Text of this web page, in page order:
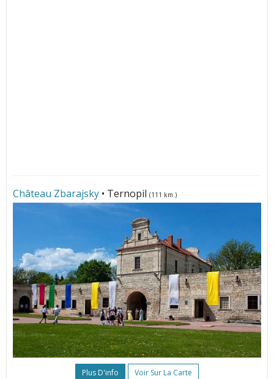
Château Zbarajsky • Ternopil (111 km.)
Plus D'info Voir Sur La Carte